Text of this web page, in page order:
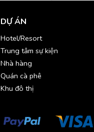
DỰ ÁN
Hotel/Resort
Trung tâm sự kiện
Nhà hàng
Quán cà phê
Khu đô thị